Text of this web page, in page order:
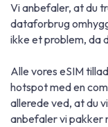
Vi anbefaler, at du
dataforbrug
ikke et problem, da
Alle vores eSIM
hotspot med en
allerede ved, at du
anbefaler vi pakker